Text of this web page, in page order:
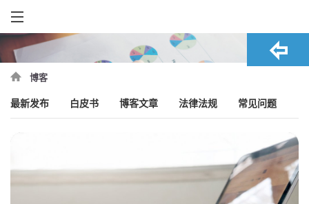
博客
最新发布 白皮书 博客文章 法律法规 常见问题